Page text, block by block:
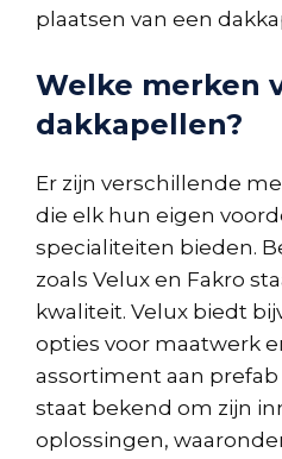
plaatsen van een
Welke merken
dakkapellen?
Er zijn verschillende
die elk hun eigen
specialiteiten bieden.
zoals Velux en Fakro
kwaliteit. Velux biedt
opties voor maatwerk
assortiment aan
staat bekend om zijn
oplossingen,